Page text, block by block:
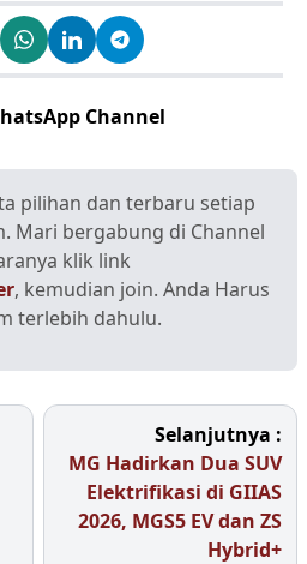
Channel
pilihan dan terbaru setiap
Mari bergabung di Channel
klik link
, kemudian join. Anda Harus
terlebih dahulu.
Selanjutnya :
MG Hadirkan Dua SUV
Elektrifikasi di GIIAS
2026, MGS5 EV dan ZS
Hybrid+